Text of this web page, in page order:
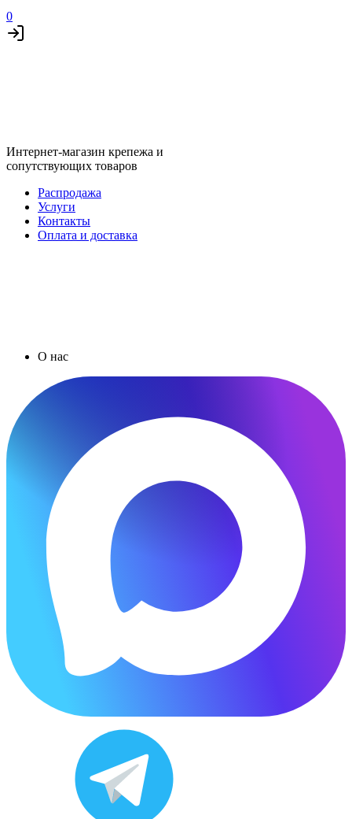
0
Интернет-магазин крепежа и
сопутствующих товаров
Распродажа
Услуги
Контакты
Оплата и доставка
О нас